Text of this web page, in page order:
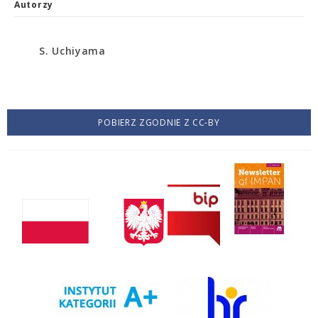
Autorzy
S. Uchiyama
POBIERZ ZGODNIE Z CC-BY